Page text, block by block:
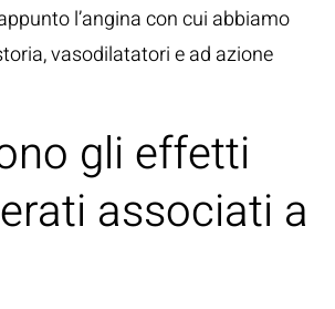
l’angina con cui abbiamo
vasodilatatori e ad azione
gli effetti
associati a